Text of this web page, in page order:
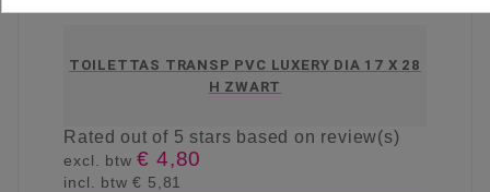
TOILETTAS TRANSP PVC LUXERY DIA 17 X 28
H ZWART
Ratedout of 5 stars based on review(s)
excl. btw€ 4,80
incl. btw€ 5,81